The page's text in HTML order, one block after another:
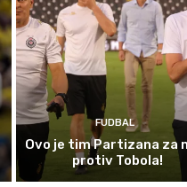
FUDBAL
Ovo je tim Partizana za
protiv Tobola!